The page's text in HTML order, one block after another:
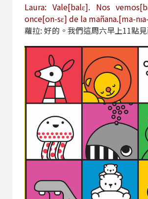
Laura: Vale[balɛ]. Nos
once[on-sɛ] de la mañana.[ma-
蘿拉: 好的。我們這周六早上11點見